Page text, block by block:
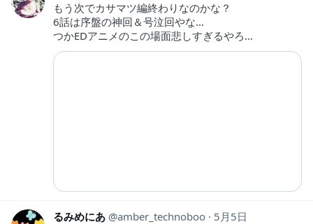
もう次でカサマツ編終わりなのかな？
6話は序盤の神回＆号泣回やな…
つかEDアニメのこの場面悲しすぎるやろ…
るみめにあ amber_technoboo
5月5日